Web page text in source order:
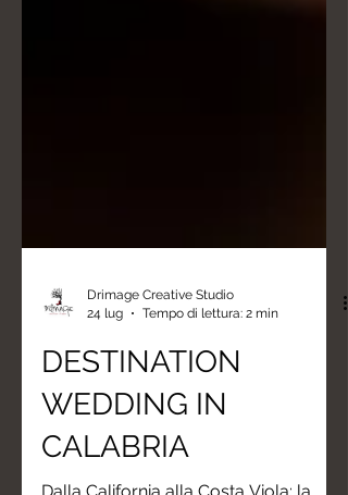
Drimage Creative Studio
DESTINATION
WEDDING IN
CALABRIA